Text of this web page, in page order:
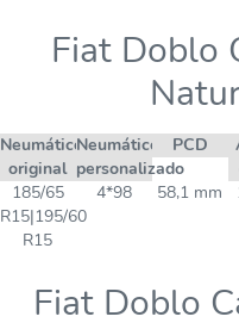
Fiat Doblo
Neumático
original
Neumático
personalizado
PCD
185/65
R15|195/60
R15
4*98 58,1 mm
Fiat Doblo